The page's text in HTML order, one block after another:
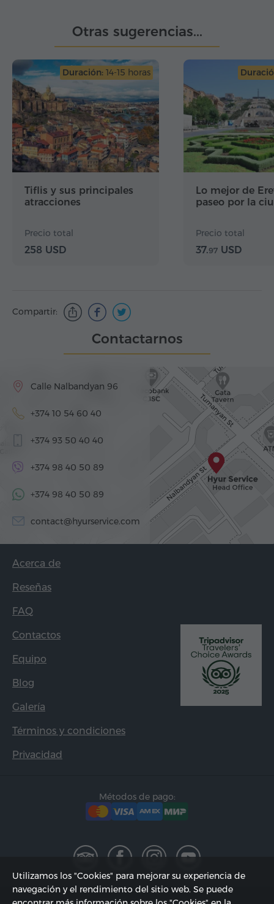
Otras sugerencias...
Duración: 14-15 horas
Tiflis y sus principales
atracciones
Precio total
258 USD
Lo mejor de
paseo por la
Precio total
37.97 USD
Compartir:
Contactarnos
Calle Nalbandyan 96
+374 10 54 60 40
+374 93 50 40 40
+374 98 40 50 89
+374 98 40 50 89
contact@hyurservice.com
Acerca de
Reseñas
FAQ
Contactos
Equipo
Blog
Galería
Términos y condiciones
Privacidad
Métodos de pago:
Utilizamos los "Cookies" para mejorar su experiencia de
navegación y el rendimiento del sitio web. Se puede